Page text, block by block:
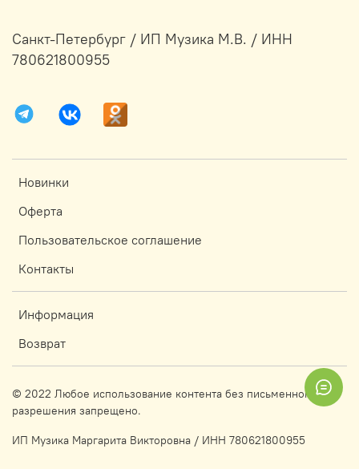
Новинки
Оферта
Пользовательское соглашение
Контакты
Информация
Возврат
Санкт-Петербург / ИП Музика М.В. / ИНН
780621800955
© 2022 Любое использование контента без письменного
разрешения запрещено.
ИП Музика Маргарита Викторовна / ИНН 780621800955